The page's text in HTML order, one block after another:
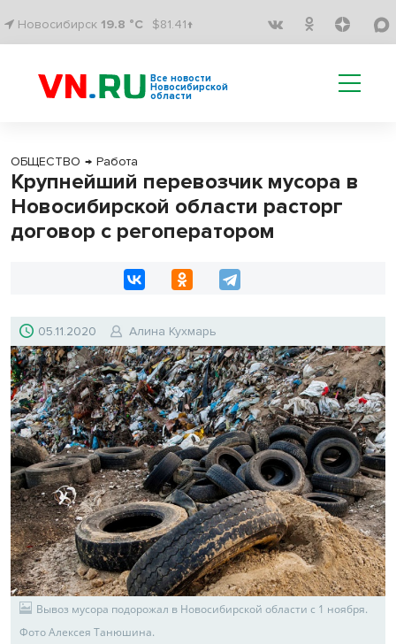
Новосибирск 19.8 °C $81.41↑
Все новости
Новосибирской
области
ОБЩЕСТВО → Работа
Крупнейший перевозчик мусора в
Новосибирской области расторг
договор с регоператором
05.11.2020 Алина Кухмарь
Вывоз мусора подорожал в Новосибирской области с 1 ноября.
Фото Алексея Танюшина.